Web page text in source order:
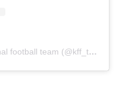
Публикация от Kazakhstan national football team (@kff_team)